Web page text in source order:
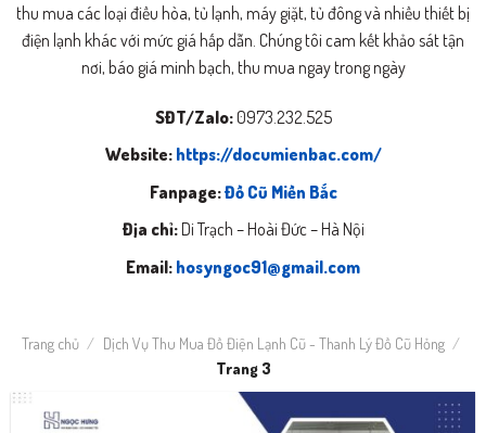
thu mua các loại điều hòa, tủ lạnh, máy giặt, tủ đông và nhiều thiết bị
điện lạnh khác với mức giá hấp dẫn. Chúng tôi cam kết khảo sát tận
nơi, báo giá minh bạch, thu mua ngay trong ngày
SĐT/Zalo:0973.232.525
Website: https://documienbac.com/
Fanpage:Đồ Cũ Miền Bắc
Địa chỉ:Di Trạch – Hoài Đức – Hà Nội
Email: hosyngoc91@gmail.com
Trang chủ / Dịch Vụ Thu Mua Đồ Điện Lạnh Cũ - Thanh Lý Đồ Cũ Hỏng /
Trang 3